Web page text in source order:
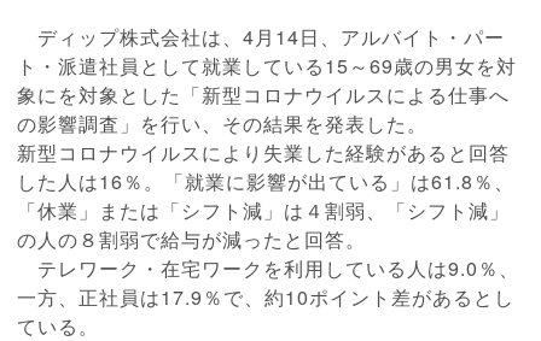
ディップ株式会社は、4月14日、アルバイト・パー
ト・派遣社員として就業している15～69歳の男女を対
象にを対象とした「新型コロナウイルスによる仕事へ
の影響調査」を行い、その結果を発表した。
新型コロナウイルスにより失業した経験があると回答
した人は16％。「就業に影響が出ている」は61.8％、
「休業」または「シフト減」は４割弱、「シフト減」
の人の８割弱で給与が減った と回答。
テレワーク・在宅ワークを利用している人は9.0％、
一方、正社 員は17.9％で、約10ポイント差があるとし
ている。